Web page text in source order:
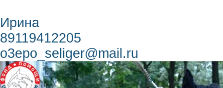
Ирина
89119412205
o3epo_seliger@mail.ru